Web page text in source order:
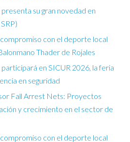
su gran novedad en
con el deporte local
Thader de Rojales
en SICUR 2026, la feria
en seguridad
Fall Arrest Nets: Proyectos
y crecimiento en el sector de
con el deporte local